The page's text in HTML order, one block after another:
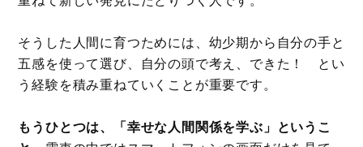
そうした人間に育つためには、幼少期から自分の手と
五感を使って選び、自分の頭で考え、できた！ とい
う経験を積み重ねていくことが重要です。
もうひとつは、「幸せな人間関係を学ぶ」というこ